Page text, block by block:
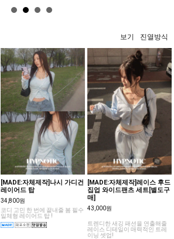
보기 진열방식
[MADE:자체제작]나시 가디건
레이어드 탑
34,800원
코디 고민 한 번에 끝내줄 봄 필수
일체형 레이어드 탑 !
[MADE:자체제작]레이스 후드
집업 와이드팬츠 세트[별도구
매]
43,000원
트렌디한 새깅 패션을 연출해줄
레이스 디테일이 매력적인 트레
이닝 셋업!